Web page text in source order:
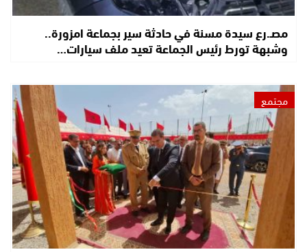
مصـ.رع سيدة مسنة في حادثة سير بجماعة امزورة..
وشبهة تورط رئيس الجماعة تعيد ملف سيارات…
مجتمع